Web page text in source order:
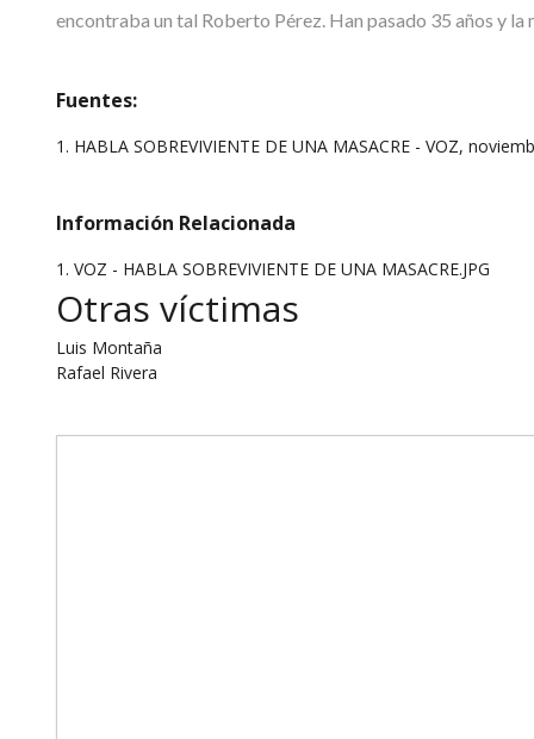
encontraba un tal Roberto Pérez. Han pasado 35 años y la
Fuentes:
1. HABLA SOBREVIVIENTE DE UNA MASACRE - VOZ,
Información Relacionada
1. VOZ - HABLA SOBREVIVIENTE DE UNA MASACRE.JPG
Otras víctimas
Luis Montaña
Rafael Rivera